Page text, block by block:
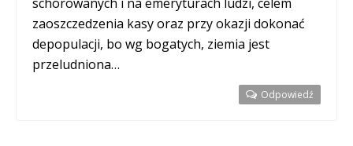
zaoszczedzenia kasy oraz przy okazji dokonać
depopulacji, bo wg bogatych, ziemia jest
przeludniona…
Odpowiedź